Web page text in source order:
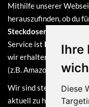
Ihre
Diese
Mithilfe unserer
herauszufinden, ob du
Steckdosenadapter
Service ist kostenlos
wir erhalten, sofern du
(z.B. Amazon) eine
Wir sind stets bemüht,
aktuell zu halten.